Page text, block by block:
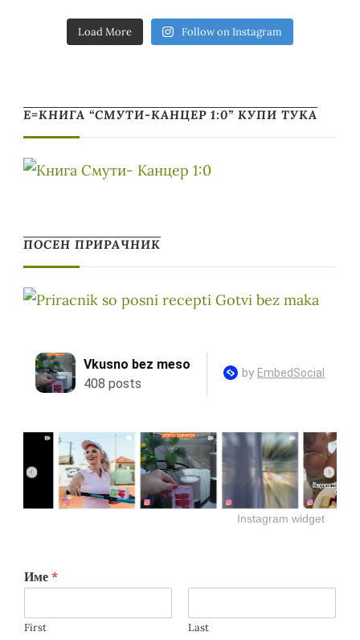
Load More Follow on Instagram
Е=КНИГА “СМУТИ-КАНЦЕР 1:0” КУПИ ТУКА
ПОСЕН ПРИРАЧНИК
Instagram widget
Име *
First Last